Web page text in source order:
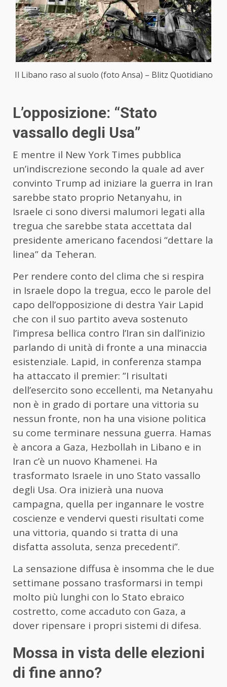
Il Libano raso al suolo (foto Ansa) – Blitz Quotidiano
L’opposizione: “Stato
vassallo degli Usa”
E mentre il New York Times pubblica
un’indiscrezione secondo la quale ad aver
convinto Trump ad iniziare la guerra in Iran
sarebbe stato proprio Netanyahu, in
Israele ci sono diversi malumori legati alla
tregua che sarebbe stata accettata dal
presidente americano facendosi “dettare la
linea” da Teheran.
Per rendere conto del clima che si respira
in Israele dopo la tregua, ecco le parole del
capo dell’opposizione di destra Yair Lapid
che con il suo partito aveva sostenuto
l’impresa bellica contro l’Iran sin dall’inizio
parlando di unità di fronte a una minaccia
esistenziale. Lapid, in conferenza stampa
ha attaccato il premier: ”I risultati
dell’esercito sono eccellenti, ma Netanyahu
non è in grado di portare una vittoria su
nessun fronte, non ha una visione politica
su come terminare nessuna guerra. Hamas
è ancora a Gaza, Hezbollah in Libano e in
Iran c’è un nuovo Khamenei. Ha
trasformato Israele in uno Stato vassallo
degli Usa. Ora inizierà una nuova
campagna, quella per ingannare le vostre
coscienze e vendervi questi risultati come
una vittoria, quando si tratta di una
disfatta assoluta, senza precedenti”.
La sensazione diffusa è insomma che le due
settimane possano trasformarsi in tempi
molto più lunghi con lo Stato ebraico
costretto, come accaduto con Gaza, a
dover ripensare i propri sistemi di difesa.
Mossa in vista delle elezioni
di fine anno?